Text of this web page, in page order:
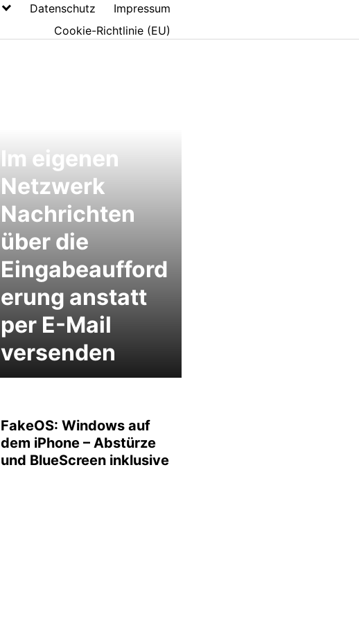
Datenschutz
Impressum
Cookie-Richtlinie (EU)
Im eigenen
Netzwerk
Nachrichten
über die
Eingabeaufford
erung anstatt
per E-Mail
versenden
FakeOS: Windows auf
dem iPhone – Abstürze
und BlueScreen inklusive